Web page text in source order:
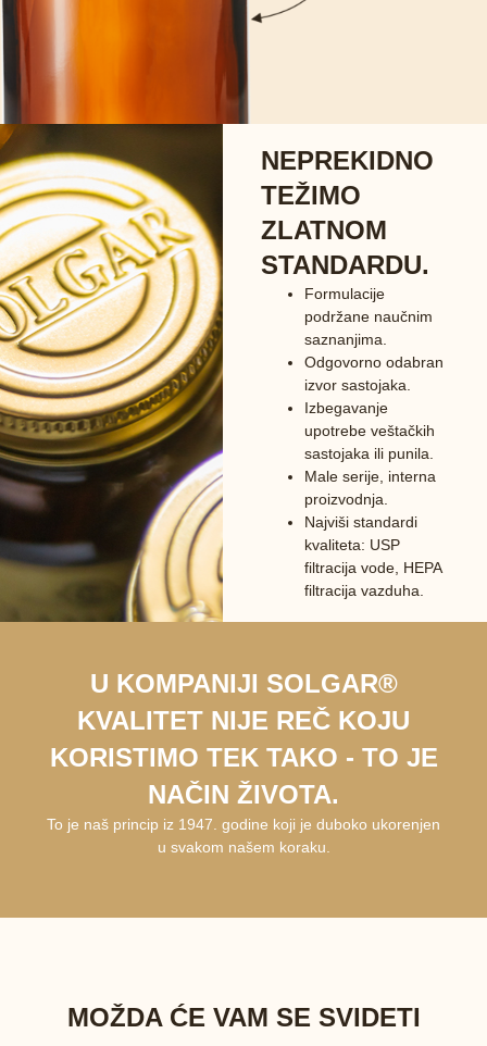
NEPREKIDNO
TEŽIMO
ZLATNOM
STANDARDU.
Formulacije
podržane naučnim
saznanjima.
Odgovorno odabran
izvor sastojaka.
Izbegavanje
upotrebe veštačkih
sastojaka ili punila.
Male serije, interna
proizvodnja.
Najviši standardi
kvaliteta: USP
filtracija vode, HEPA
filtracija vazduha.
U KOMPANIJI SOLGAR®
KVALITET NIJE REČ KOJU
KORISTIMO TEK TAKO - TO JE
NAČIN ŽIVOTA.
To je naš princip iz 1947. godine koji je duboko ukorenjen
u svakom našem koraku.
MOŽDA ĆE VAM SE SVIDETI